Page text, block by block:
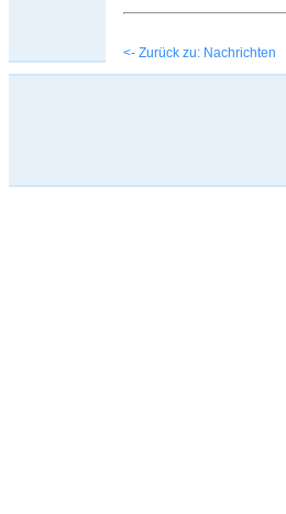
<- Zurück zu: Nachrichten